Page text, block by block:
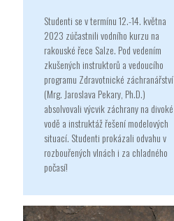
Studenti se v termínu 12.-14. května
2023 zúčastnili vodního kurzu na
rakouské řece Salze. Pod vedením
zkušených instruktorů a vedoucího
programu Zdravotnické záchranářství
(Mrg. Jaroslava Pekary, Ph.D.)
absolvovali výcvik záchrany na divoké
vodě a instruktáž řešení modelových
situací. Studenti prokázali odvahu v
rozbouřených vlnách i za chladného
počasí!